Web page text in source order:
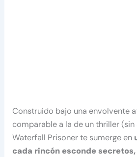
Construido bajo una envolvente
comparable a la de un thriller
Waterfall Prisoner te sumerge en
cada rincón esconde secretos,